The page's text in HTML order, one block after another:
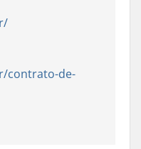
contrato-de-